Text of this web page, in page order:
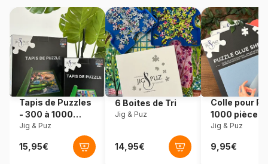
Référence Pieces-Peace-F-00271
EAN 3667232002713
Nombre de pièces 96 pièces
Dimensions 20 x 15 cm
Tapis de Puzzles
- 300 à 1000
pièces
Jig & Puz
6 Boites de Tri
Jig & Puz
Colle pour
1000 pièces
Jig & Puz